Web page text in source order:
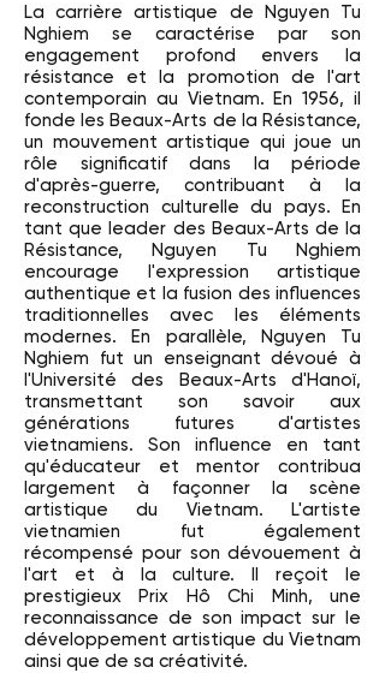
La carrière artistique de Nguyen Tu
Nghiem se caractérise par son
engagement profond envers la
résistance et la promotion de l'art
contemporain au Vietnam. En 1956, il
fonde les Beaux-Arts de la Résistance,
un mouvement artistique qui joue un
rôle significatif dans la période
d'après-guerre, contribuant à la
reconstruction culturelle du pays. En
tant que leader des Beaux-Arts de la
Résistance, Nguyen Tu Nghiem
encourage l'expression artistique
authentique et la fusion des influences
traditionnelles avec les éléments
modernes. En parallèle, Nguyen Tu
Nghiem fut un enseignant dévoué à
l'Université des Beaux-Arts d'Hanoï,
transmettant son savoir aux
générations futures d'artistes
vietnamiens. Son influence en tant
qu'éducateur et mentor contribua
largement à façonner la scène
artistique du Vietnam. L'artiste
vietnamien fut également
récompensé pour son dévouement à
l'art et à la culture. Il reçoit le
prestigieux Prix Hô Chi Minh, une
reconnaissance de son impact sur le
développement artistique du Vietnam
ainsi que de sa créativité.